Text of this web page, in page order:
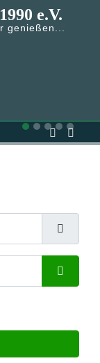
e.V.
genießen...